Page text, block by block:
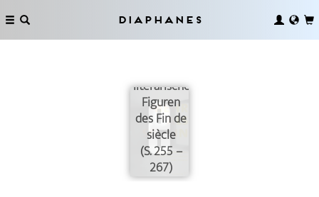
Diaphanes
literarischer
Figuren
des Fin de
siècle
(S. 255 –
267)